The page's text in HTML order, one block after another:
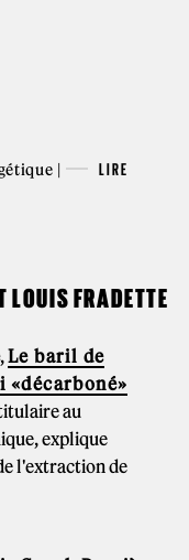
| LIRE
LOUIS FRADETTE
,Le baril de
«décarboné»
au
explique
l'extraction de